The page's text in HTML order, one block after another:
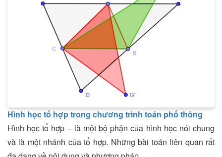
Hình học tổ hợp trong chương trình toán phổ thông
Hình học tổ hợp – là một bộ phận của hình học nói chung
và là một nhánh của tổ hợp. Những bài toán liên quan rất